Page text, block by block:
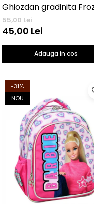
Ghiozdan gradinita
55,00 Lei
45,00 Lei
Adauga in cos
-31%
NOU